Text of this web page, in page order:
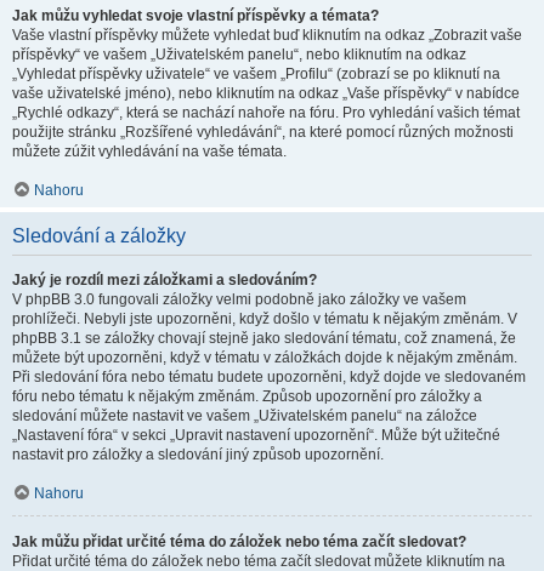
Jak můžu vyhledat svoje vlastní příspěvky a témata?
Vaše vlastní příspěvky můžete vyhledat buď kliknutím na odkaz „Zobrazit vaše
příspěvky“ ve vašem „Uživatelském panelu“, nebo kliknutím na odkaz
„Vyhledat příspěvky uživatele“ ve vašem „Profilu“ (zobrazí se po kliknutí na
vaše uživatelské jméno), nebo kliknutím na odkaz „Vaše příspěvky“ v nabídce
„Rychlé odkazy“, která se nachází nahoře na fóru. Pro vyhledání vašich témat
použijte stránku „Rozšířené vyhledávání“, na které pomocí různých možnosti
můžete zúžit vyhledávání na vaše témata.
Nahoru
Sledování a záložky
Jaký je rozdíl mezi záložkami a sledováním?
V phpBB 3.0 fungovali záložky velmi podobně jako záložky ve vašem
prohlížeči. Nebyli jste upozorněni, když došlo v tématu k nějakým změnám. V
phpBB 3.1 se záložky chovají stejně jako sledování tématu, což znamená, že
můžete být upozorněni, když v tématu v záložkách dojde k nějakým změnám.
Při sledování fóra nebo tématu budete upozorněni, když dojde ve sledovaném
fóru nebo tématu k nějakým změnám. Způsob upozornění pro záložky a
sledování můžete nastavit ve vašem „Uživatelském panelu“ na záložce
„Nastavení fóra“ v sekci „Upravit nastavení upozornění“. Může být užitečné
nastavit pro záložky a sledování jiný způsob upozornění.
Nahoru
Jak můžu přidat určité téma do záložek nebo téma začít sledovat?
Přidat určité téma do záložek nebo téma začít sledovat můžete kliknutím na